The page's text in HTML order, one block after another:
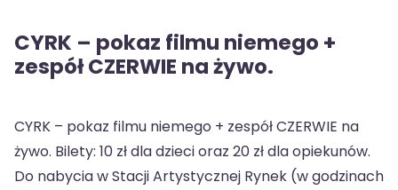
CYRK – pokaz filmu niemego +
zespół CZERWIE na żywo.
CYRK – pokaz filmu niemego + zespół CZERWIE na
żywo. Bilety: 10 zł dla dzieci oraz 20 zł dla opiekunów.
Do nabycia w Stacji Artystycznej Rynek (w godzinach